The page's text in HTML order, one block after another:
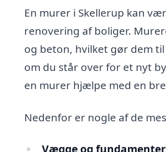
En murer i Skellerup kan
renovering af boliger.
og beton, hvilket gør dem
om du står over for et nyt
en murer hjælpe med en
Nedenfor er nogle af de
Vægge og